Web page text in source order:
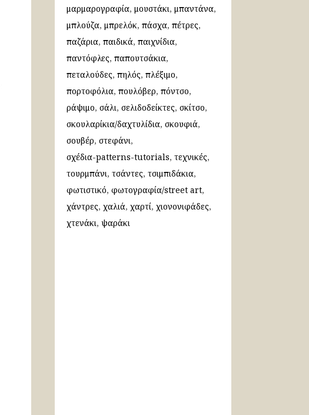
μαρμαρογραφία μουστάκι μπαντάνα
μπλούζα μπρελόκ πάσχα πέτρες
παζάρια παιδικά παιχνίδια
παντόφλες παπουτσάκια
πεταλούδες πηλός πλέξιμο
πορτοφόλια πουλόβερ πόντσο
ράψιμο σάλι σελιδοδείκτες σκίτσο
σκουλαρίκια/δαχτυλίδια σκουφιά
σουβέρ στεφάνι
σχέδια-patterns-tutorials τεχνικές
τουρμπάνι τσάντες τσιμπιδάκια
φωτιστικό φωτογραφία/street art
χάντρες χαλιά χαρτί χιονονιφάδες
χτενάκι ψαράκι